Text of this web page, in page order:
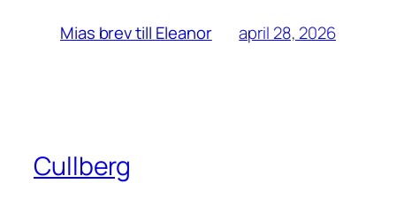
Mias brev till Eleanor april 28, 2026
Cullberg